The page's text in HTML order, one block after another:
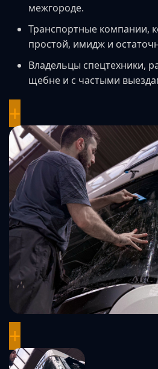
межгороде.
Транспортные компании,
простой, имидж и
Владельцы спецтехники,
щебне и с частыми
+
+